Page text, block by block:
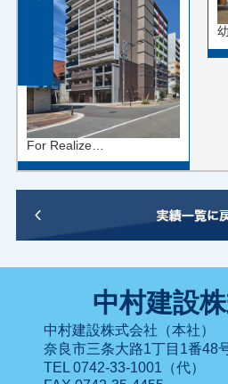
For Realize…
中村建設
中村建設株式会社（本社）
奈良市三条大路1丁目1番48
TEL 0742-33-1001（代）